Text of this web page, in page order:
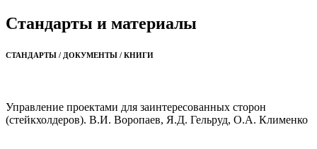
Стандарты и материалы
СТАНДАРТЫ / ДОКУМЕНТЫ / КНИГИ
Управление проектами для заинтересованных сторон
(стейкхолдеров). В.И. Воропаев, Я.Д. Гельруд, О.А. Клименко